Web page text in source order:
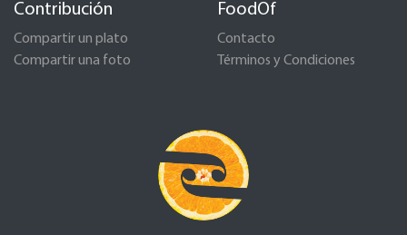
Contribución
Compartir un plato
Compartir una foto
FoodOf
Contacto
Términos y Condiciones